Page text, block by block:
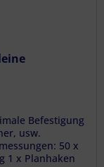
Befestigung
usw.
50 x
1 x Planhaken